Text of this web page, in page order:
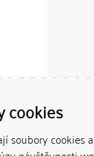
cookies
soubory cookies